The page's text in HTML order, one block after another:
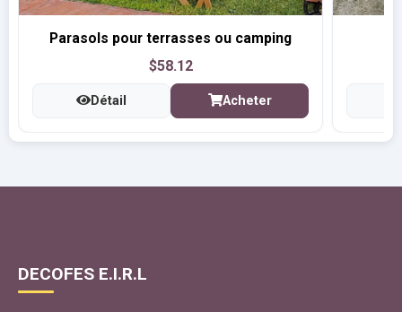
Parasols pour terrasses ou camping
$58.12
Détail Acheter
DECOFES E.I.R.L